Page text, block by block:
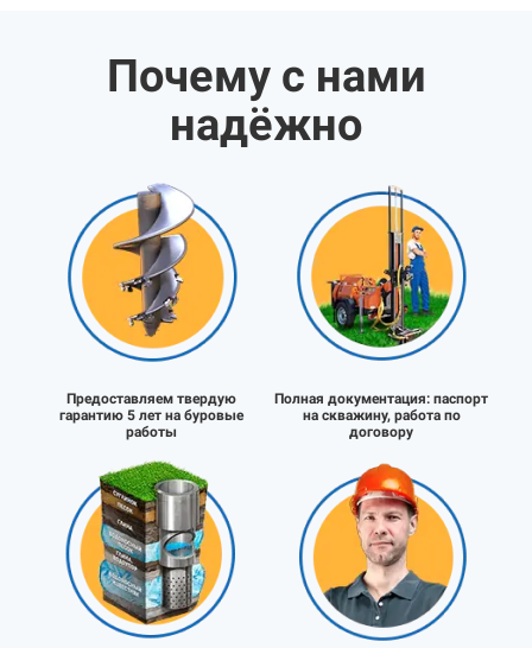
Почему с нами
надёжно
Предоставляем твердую
гарантию 5 лет на буровые
работы
Полная документация: паспорт
на скважину, работа по
договору